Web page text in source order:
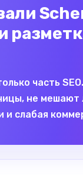
часть
не мешают
и слабая